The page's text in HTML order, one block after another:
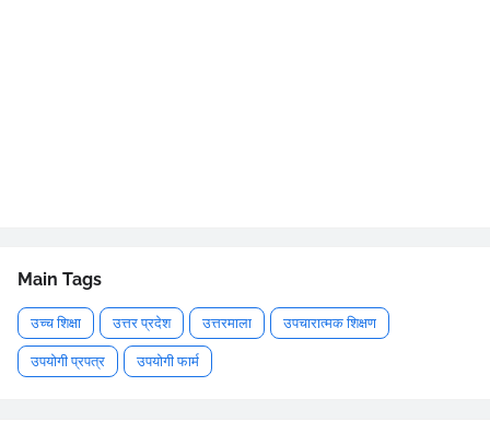
Main Tags
उच्च शिक्षा उत्तर प्रदेश उत्तरमाला उपचारात्मक शिक्षण
उपयोगी प्रपत्र उपयोगी फार्म